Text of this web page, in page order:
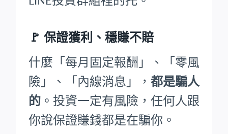
🚩 保證獲利、穩賺不賠
什麼「每月固定報酬」、「零風
險」、「內線消息」， 都是騙人
的 。投資一定有風險，任何人跟
你說保證賺錢都是在騙你。